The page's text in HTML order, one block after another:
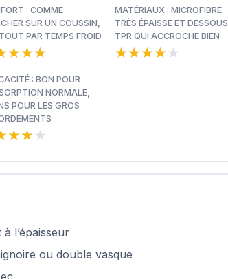
: COMME
SUR UN COUSSIN,
PAR TEMPS FROID
MATÉRIAUX : MICROFIBRE
TRÈS ÉPAISSE ET DESSOUS
TPR QUI ACCROCHE BIEN
★★★★★
★★★★★
: BON POUR
NORMALE,
POUR LES GROS
l’épaisseur
ou double vasque